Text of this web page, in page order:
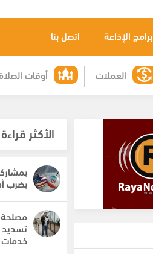
برامج الإذاعة اتصل بنا
أوقات العملات
الأكثر قراءة
بضرب
تسديد
خدمات